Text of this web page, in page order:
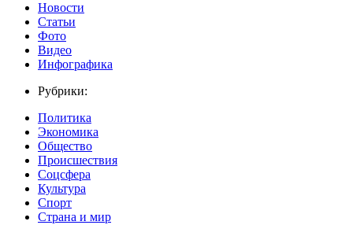
Новости
Статьи
Фото
Видео
Инфографика
Рубрики:
Политика
Экономика
Общество
Происшествия
Соцсфера
Культура
Спорт
Страна и мир